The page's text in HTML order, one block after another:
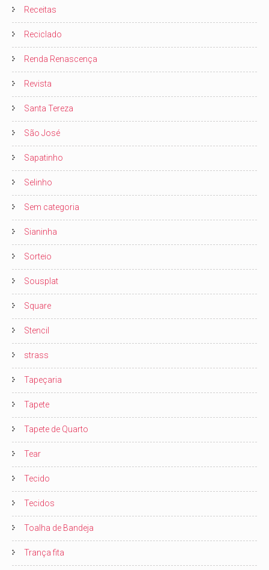
Receitas
Reciclado
Renda Renascença
Revista
Santa Tereza
São José
Sapatinho
Selinho
Sem categoria
Sianinha
Sorteio
Sousplat
Square
Stencil
strass
Tapeçaria
Tapete
Tapete de Quarto
Tear
Tecido
Tecidos
Toalha de Bandeja
Trança fita